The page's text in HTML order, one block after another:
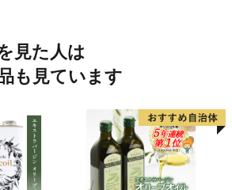
見た人は
も見ています